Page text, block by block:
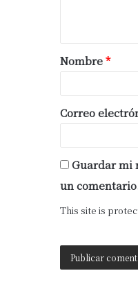
Nombre*
Correo
Guardar mi
un
This site is